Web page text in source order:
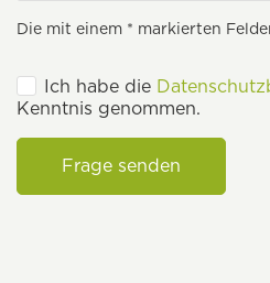
Die mit einem * markierten
Ich habe die
Kenntnis genommen.
Frage senden